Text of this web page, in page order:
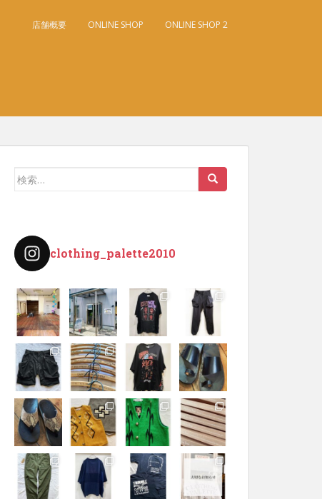
店舗概要 ONLINE SHOP ONLINE SHOP 2
検
clothing_palette2010